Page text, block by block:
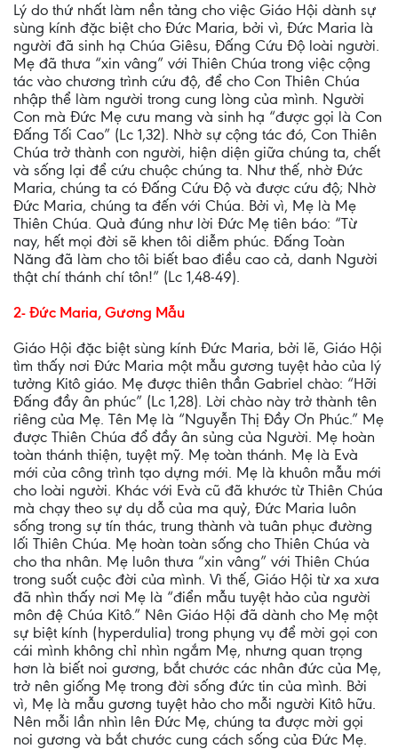
Lý do thứ nhất làm nền tảng cho việc Giáo Hội dành sự
sùng kính đặc biệt cho Đức Maria, bởi vì, Đức Maria là
người đã sinh hạ Chúa Giêsu, Đấng Cứu Độ loài người.
Mẹ đã thưa “xin vâng” với Thiên Chúa trong việc cộng
tác vào chương trình cứu độ, để cho Con Thiên Chúa
nhập thể làm người trong cung lòng của mình. Người
Con mà Đức Mẹ cưu mang và sinh hạ “được gọi là Con
Đấng Tối Cao” (Lc 1,32). Nhờ sự cộng tác đó, Con Thiên
Chúa trở thành con người, hiện diện giữa chúng ta, chết
và sống lại để cứu chuộc chúng ta. Như thế, nhờ Đức
Maria, chúng ta có Đấng Cứu Độ và được cứu độ; Nhờ
Đức Maria, chúng ta đến với Chúa. Bởi vì, Mẹ là Mẹ
Thiên Chúa. Quả đúng như lời Đức Mẹ tiên báo: “Từ
nay, hết mọi đời sẽ khen tôi diễm phúc. Đấng Toàn
Năng đã làm cho tôi biết bao điều cao cả, danh Người
thật chí thánh chí tôn!” (Lc 1,48-49).
2- Đức Maria, Gương Mẫu
Giáo Hội đặc biệt sùng kính Đức Maria, bởi lẽ, Giáo Hội
tìm thấy nơi Đức Maria một mẫu gương tuyệt hảo của lý
tưởng Kitô giáo. Mẹ được thiên thần Gabriel chào: “Hỡi
Đấng đầy ân phúc” (Lc 1,28). Lời chào này trở thành tên
riêng của Mẹ. Tên Mẹ là “Nguyễn Thị Đầy Ơn Phúc.” Mẹ
được Thiên Chúa đổ đầy ân sủng của Người. Mẹ hoàn
toàn thánh thiện, tuyệt mỹ. Mẹ toàn thánh. Mẹ là Evà
mới của công trình tạo dựng mới. Mẹ là khuôn mẫu mới
cho loài người. Khác với Evà cũ đã khước từ Thiên Chúa
mà chạy theo sự dụ dỗ của ma quỷ, Đức Maria luôn
sống trong sự tín thác, trung thành và tuân phục đường
lối Thiên Chúa. Mẹ hoàn toàn sống cho Thiên Chúa và
cho tha nhân. Mẹ luôn thưa “xin vâng” với Thiên Chúa
trong suốt cuộc đời của mình. Vì thế, Giáo Hội từ xa xưa
đã nhìn thấy nơi Mẹ là “điển mẫu tuyệt hảo của người
môn đệ Chúa Kitô.” Nên Giáo Hội đã dành cho Mẹ một
sự biệt kính (hyperdulia) trong phụng vụ để mời gọi con
cái mình không chỉ nhìn ngắm Mẹ, nhưng quan trọng
hơn là biết noi gương, bắt chước các nhân đức của Mẹ,
trở nên giống Mẹ trong đời sống đức tin của mình. Bởi
vì, Mẹ là mẫu gương tuyệt hảo cho mỗi người Kitô hữu.
Nên mỗi lần nhìn lên Đức Mẹ, chúng ta được mời gọi
noi gương và bắt chước cung cách sống của Đức Mẹ.